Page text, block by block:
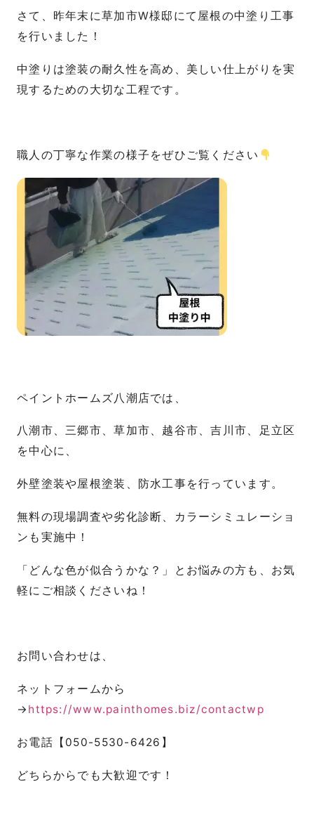
さて、昨年末に草加市W様邸にて屋根の中塗り工事
を行いました！
中塗りは塗装の耐久性を高め、美しい仕上がりを実
現するための大切な工程です。
職人の丁寧な作業の様子をぜひご覧ください
ペイントホームズ八潮店では、
八潮市、三郷市、草加市、越谷市、吉川市、足立区
を中心に、
外壁塗装や屋根塗装、防水工事を行っています。
無料の現場調査や劣化診断、カラーシミュレーショ
ンも実施中！
「どんな色が似合うかな？」とお悩みの方も、お気
軽にご相談くださいね！
お問い合わせは、
ネットフォームから
→ https://www.painthomes.biz/contactwp
お電話【050-5530-6426】
どちらからでも大歓迎です！